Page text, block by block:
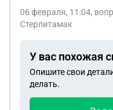
удостоверение,
очно? У меня же
подтверждающие
06 февраля, 11:04,
Стерлитамак
У вас похожая
Опишите свои
делать.